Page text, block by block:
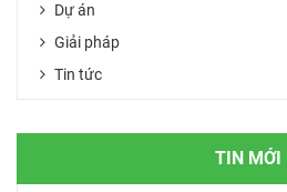
Dự án
Giải pháp
Tin tức
TIN MỚI